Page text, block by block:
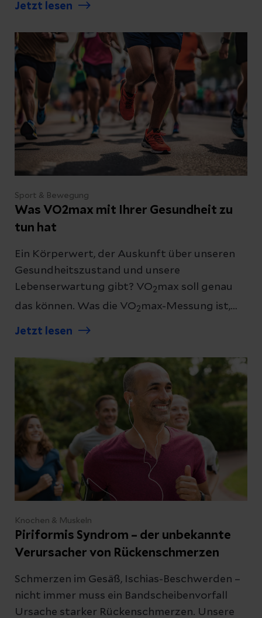
sollten, erklären wir Ihnen.
Jetzt lesen
Sport & Bewegung
Was VO2max mit Ihrer Gesundheit zu
tun hat
Ein Körperwert, der Auskunft über unseren
Gesundheitszustand und unsere
Lebenserwartung gibt? VO2 max soll genau
das können. Was die VO2 max-Messung ist,
wie sie funktioniert und welche Aussagen
Sie hier.
Jetzt lesen
Knochen & Muskeln
Piriformis Syndrom – der unbekannte
Verursacher von Rückenschmerzen
Schmerzen im Gesäß, Ischias-Beschwerden –
nicht immer muss ein Bandscheibenvorfall
Ursache starker Rückenschmerzen. Unsere